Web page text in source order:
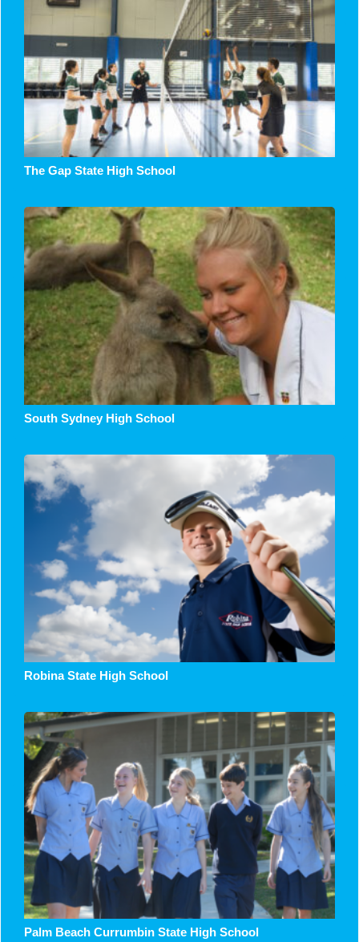
The Gap State High School
South Sydney High School
Robina State High School
Palm Beach Currumbin State High School